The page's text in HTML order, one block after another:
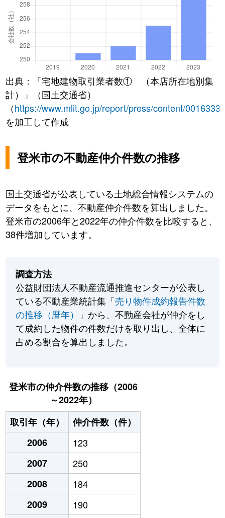
出典：「宅地建物取引業者数① （本店所在地別集
計）」（国土交通省）
（https://www.mlit.go.jp/report/press/content/
を加工して作成
登米市の不動産仲介件数の推移
国土交通省が公表している土地総合情報システムの
データをもとに、不動産仲介件数を算出しました。
登米市の2006年と2022年の仲介件数を比較すると、
38件増加しています。
調査方法
公益財団法人不動産流通推進センターが公表し
ている不動産業統計集「売り物件成約報告件数
の推移（暦年）
」から、不動産会社が仲介をし
て成約した物件の件数だけを取り出し、全体に
占める割合を算出しました。
登米市の仲介件数の推移（2006
～2022年）
取引年（年）
仲介件数（件）
2006
123
2007
250
2008
184
2009
190